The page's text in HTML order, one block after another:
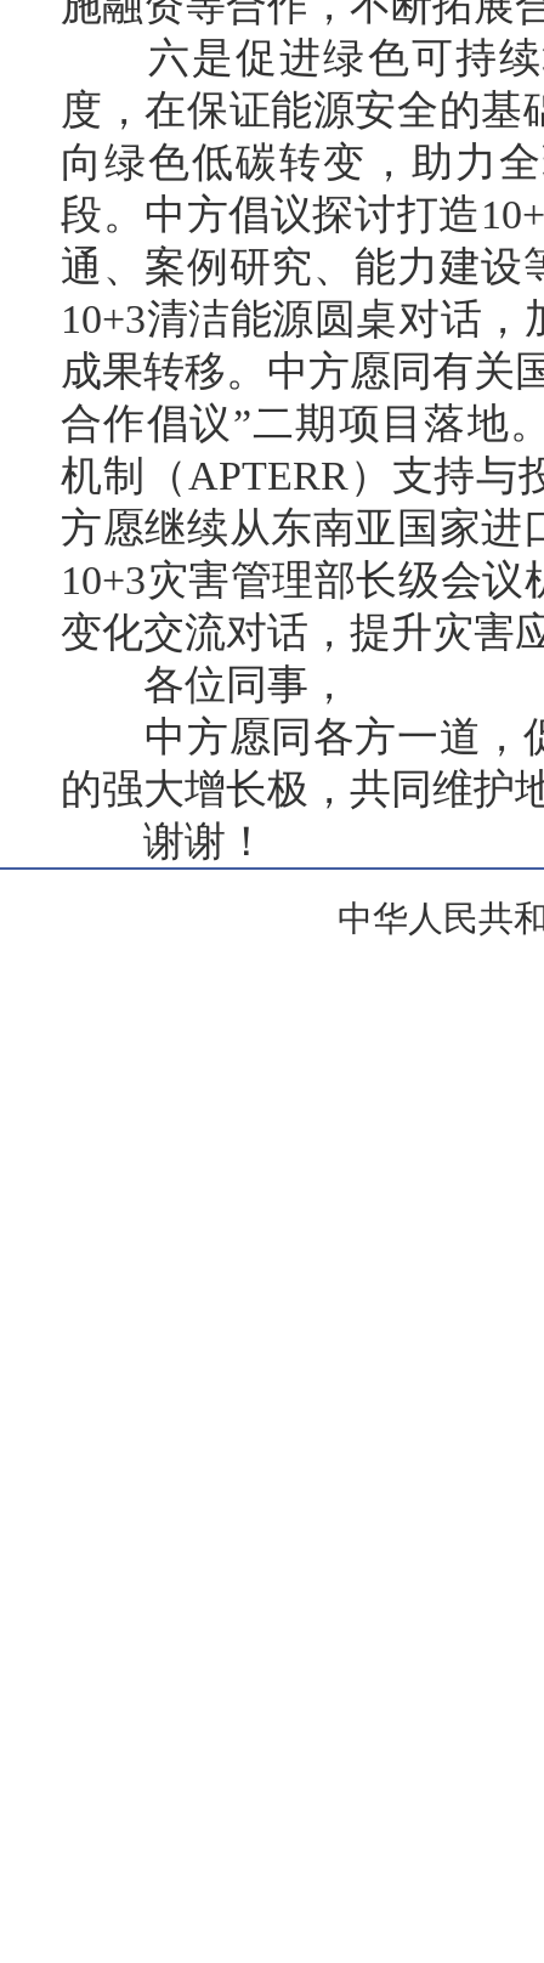
六是促进绿色可持续
度，在保证能源安全的
向绿色低碳转变，助力
段。中方倡议探讨打造
通、案例研究、能力建设
10+3清洁能源圆桌对话
成果转移。中方愿同有关
合作倡议”二期项目落地
机制（APTERR）支持与
方愿继续从东南亚国家进
10+3灾害管理部长级会
变化交流对话，提升灾害
各位同事，
中方愿同各方一道，
的强大增长极，共同维护
谢谢！
中华人民共